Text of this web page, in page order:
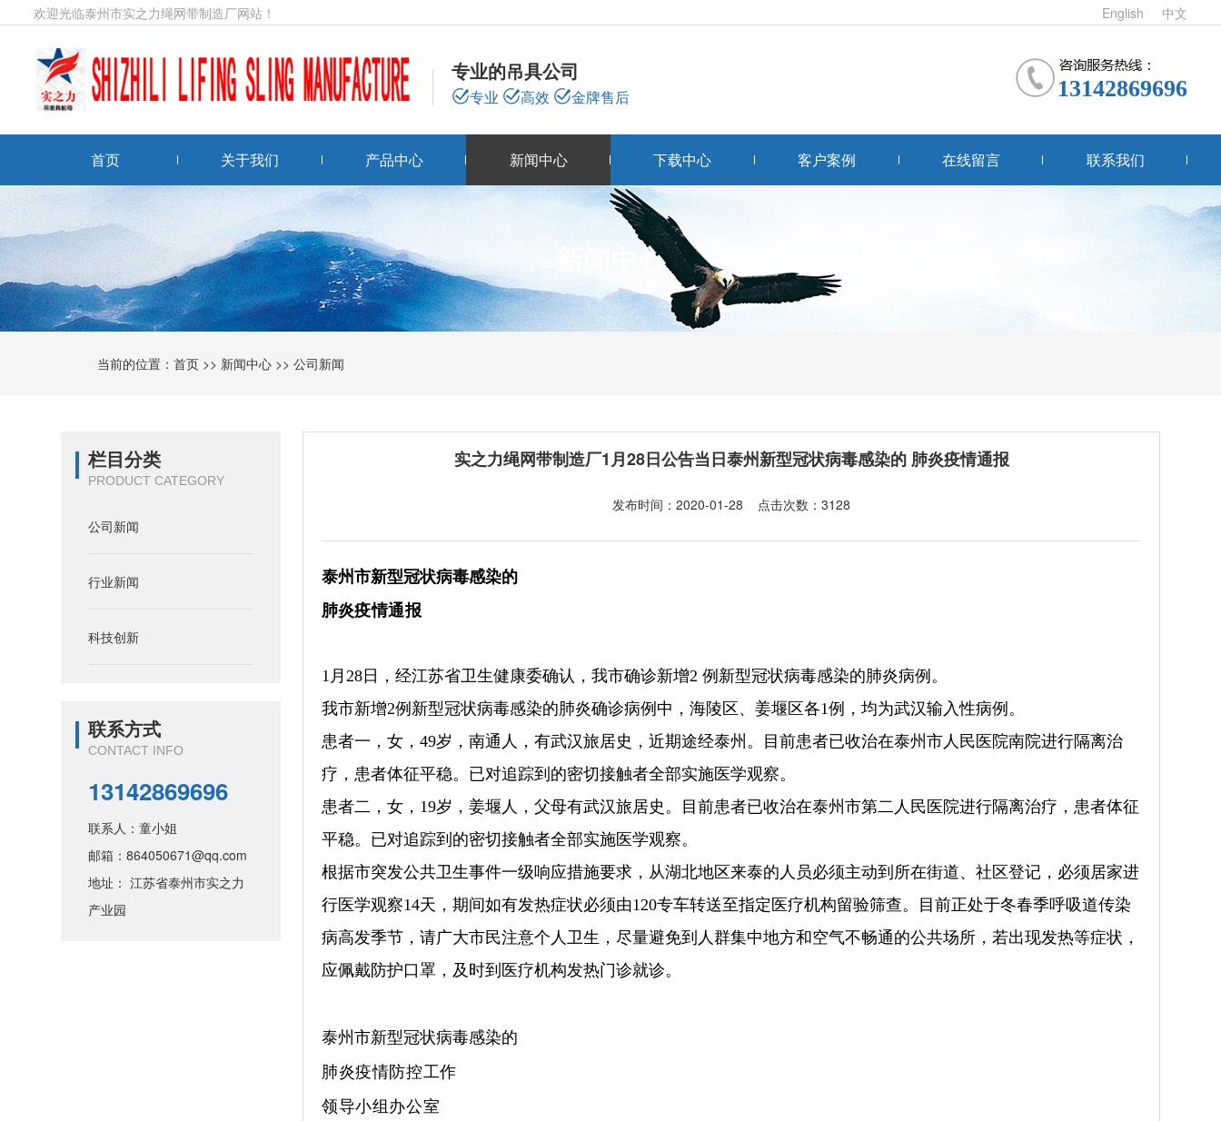
欢迎光临泰州市实之力绳网带制造厂网站！ English 中文
专业的吊具公司
专业 高效 金牌售后 13142869696
首页 关于我们 产品中心 新闻中心 下载中心 客户案例 在线留言 联系我们
新闻中心
当前的位置：首页 >> 新闻中心 >>公司新闻
栏目分类
PRODUCT CATEGORY
公司新闻
行业新闻
科技创新
联系方式
CONTACT INFO
13142869696
联系人：童小姐
邮箱：864050671@qq.com
地址： 江苏省泰州市实之力
产业园
实之力绳网带制造厂1月28日公告当日泰州新型冠状病毒感染的 肺炎疫情通报
发布时间：2020-01-28 点击次数：3128
泰州市新型冠状病毒感染的
肺炎疫情通报
1月28日，经江苏省卫生健康委确认，我市确诊新增2 例新型冠状病毒感染的肺炎病例。
我市新增2例新型冠状病毒感染的肺炎确诊病例中，海陵区、姜堰区各1例，均为武汉输入性病例。
患者一，女，49岁，南通人，有武汉旅居史，近期途经泰州。目前患者已收治在泰州市人民医院南院进行隔离治
疗，患者体征平稳。已对追踪到的密切接触者全部实施医学观察。
患者二，女，19岁，姜堰人，父母有武汉旅居史。目前患者已收治在泰州市第二人民医院进行隔离治疗，患者体征
平稳。已对追踪到的密切接触者全部实施医学观察。
根据市突发公共卫生事件一级响应措施要求，从湖北地区来泰的人员必须主动到所在街道、社区登记，必须居家进
行医学观察14天，期间如有发热症状必须由120专车转送至指定医疗机构留验筛查。目前正处于冬春季呼吸道传染
病高发季节，请广大市民注意个人卫生，尽量避免到人群集中地方和空气不畅通的公共场所，若出现发热等症状，
应佩戴防护口罩，及时到医疗机构发热门诊就诊。
泰州市新型冠状病毒感染的
肺炎疫情防控工作
领导小组办公室